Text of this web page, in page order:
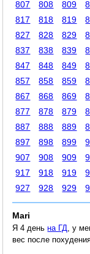
807
808 809
817
818 819
827
828 829
837
838 839
847
848 849
857
858 859
867
868 869
877
878 879
887
888 889
897
898 899
907
908 909
917
918 919
927
928 929
Mari
Я 4 деньна ГД
, у
вес после